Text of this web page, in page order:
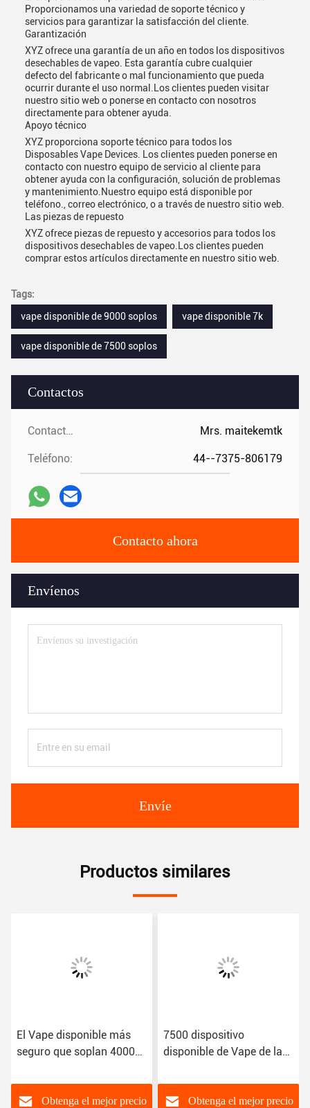
Contactos
Contactos: Mrs. maitekemtk
Teléfono: 44--7375-806179
Contacto ahora
Envíenos
Envíe
Proporcionamos una variedad de soporte técnico y
servicios para garantizar la satisfacción del cliente.
Garantización
XYZ ofrece una garantía de un año en todos los dispositivos
desechables de vapeo. Esta garantía cubre cualquier
defecto del fabricante o mal funcionamiento que pueda
ocurrir durante el uso normal.Los clientes pueden visitar
nuestro sitio web o ponerse en contacto con nosotros
directamente para obtener ayuda.
Apoyo técnico
XYZ proporciona soporte técnico para todos los
Disposables Vape Devices. Los clientes pueden ponerse en
contacto con nuestro equipo de servicio al cliente para
obtener ayuda con la configuración, solución de problemas
y mantenimiento.Nuestro equipo está disponible por
teléfono., correo electrónico, o a través de nuestro sitio web.
Las piezas de repuesto
XYZ ofrece piezas de repuesto y accesorios para todos los
dispositivos desechables de vapeo.Los clientes pueden
comprar estos artículos directamente en nuestro sitio web.
Tags:
vape disponible de 9000 soplos
vape disponible 7k
vape disponible de 7500 soplos
Productos similares
El Vape disponible más
seguro que soplan 4000
condimentó el cigarrillo de
E
Obtenga el mejor precio
7500 dispositivo
disponible de Vape de la
en venta
Obtenga el mejor precio